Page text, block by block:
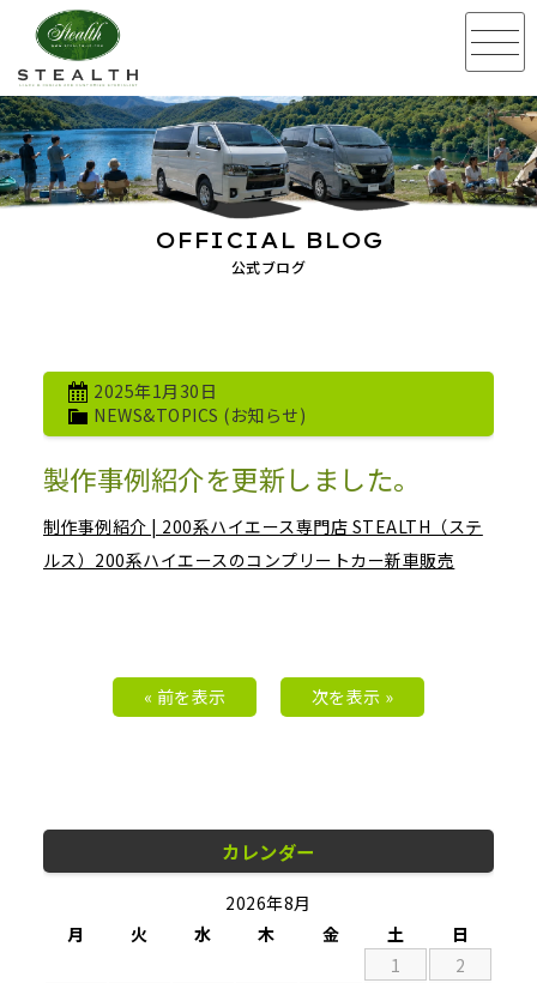
公式ブログ
OFFICIAL BLOG
2025年1月30日
NEWS&TOPICS (お知らせ)
製作事例紹介を更新しました。
制作事例紹介 | 200系ハイエース専門店 STEALTH（ステ
ルス）200系ハイエースのコンプリートカー新車販売
« 前を表示 次を表示 »
カレンダー
2026年8月
月
火 水 木 金 土
日
1
2